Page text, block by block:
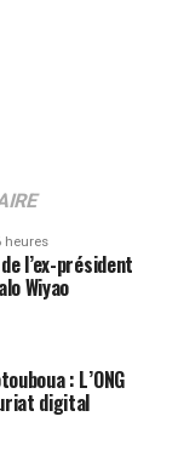
heures
l’ex-président
Wiyao
: L’ONG
digital